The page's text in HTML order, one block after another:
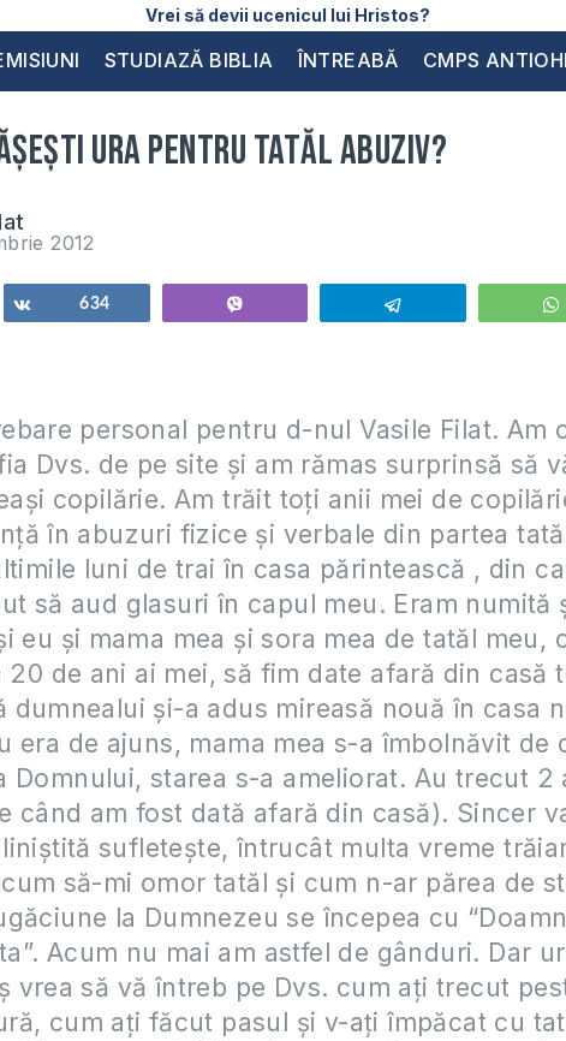
Vrei să devii ucenicul lui Hristos?
STUDIAZĂ BIBLIA ÎNTREABĂ CMPS
ura pentru tatăl abuziv?
2012
Share634
personal pentru d-nul Vasile Filat. Am
Dvs. de pe site și am rămas surprinsă să
copilărie. Am trăit toți anii mei de
în abuzuri fizice și verbale din partea
luni de trai în casa părintească , din
să aud glasuri în capul meu. Eram numită
eu și mama mea și sora mea de tatăl meu,
20 de ani ai mei, să fim date afară din casă
dumnealui și-a adus mireasă nouă în casa
era de ajuns, mama mea s-a îmbolnăvit de
Domnului, starea s-a ameliorat. Au trecut 2
când am fost dată afară din casă). Sincer
sufletește, întrucât multa vreme
să-mi omor tatăl și cum n-ar părea de
la Dumnezeu se începea cu
Acum nu mai am astfel de gânduri. Dar
vrea să vă întreb pe Dvs. cum ați trecut
cum ați făcut pasul și v-ați împăcat cu